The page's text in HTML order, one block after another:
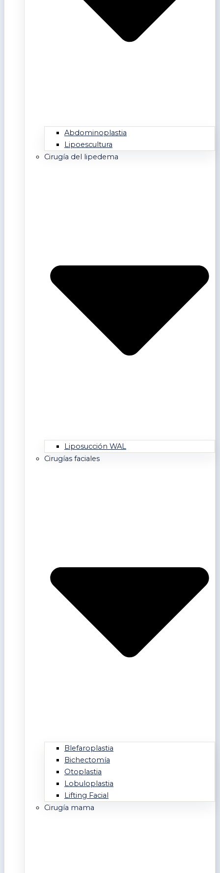
Abdominoplastia
Lipoescultura
Cirugía del lipedema
Liposucción WAL
Cirugías faciales
Blefaroplastia
Bichectomía
Otoplastia
Lobuloplastia
Lifting Facial
Cirugía mama